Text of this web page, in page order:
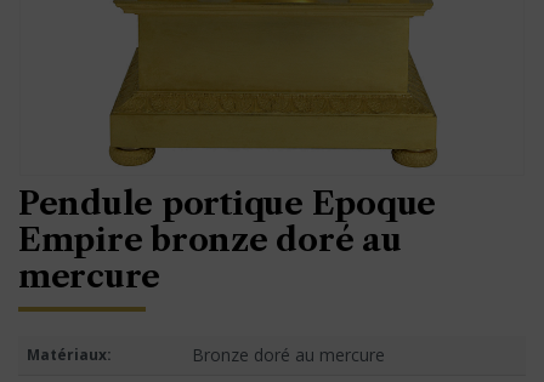
Pendule portique Epoque
Empire bronze doré au
mercure
Matériaux: Bronze doré au mercure